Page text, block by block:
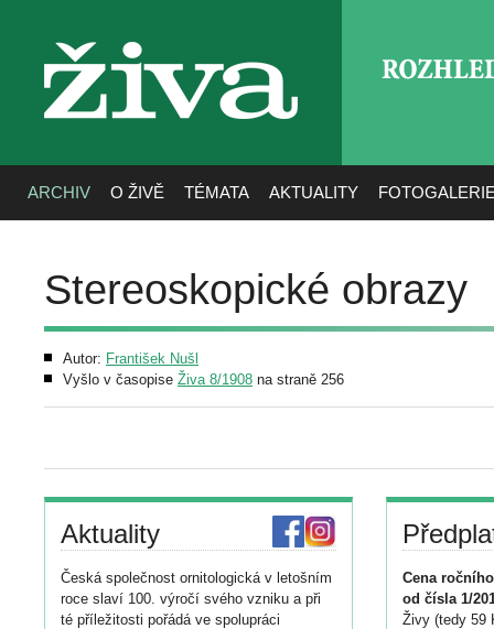
živa
ARCHIV O ŽIVĚ TÉMATA AKTUALITY
Stereoskopické obrazy
Autor: František Nušl
Vyšlo v časopise Živa 8/1908 na straně 256
Aktuality
Česká společnost ornitologická v letošním
roce slaví 100. výročí svého vzniku a při
té příležitosti pořádá ve spolupráci
Cena
od čísla 1/
Živy (tedy 59